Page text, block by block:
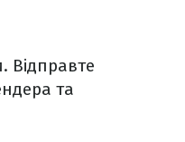
Відправте
та